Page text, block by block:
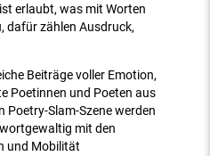
erlaubt, was mit Worten
dafür zählen Ausdruck,
Beiträge voller Emotion,
Poetinnen und Poeten aus
Poetry-Slam-Szene werden
mit den
und Mobilität